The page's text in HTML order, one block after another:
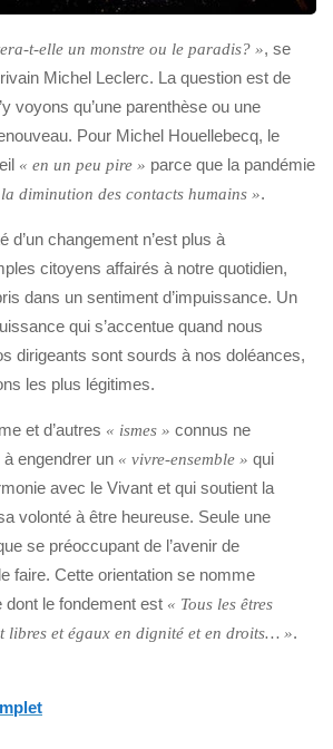
t-elle un monstre ou le paradis? », se
Michel Leclerc. La question est de
voyons qu’une parenthèse ou une
Pour Michel Houellebecq, le
« en un peu pire » parce que la pandémie
diminution des contacts humains ».
changement n’est plus à
citoyens affairés à notre quotidien,
dans un sentiment d’impuissance. Un
qui s’accentue quand nous
dirigeants sont sourds à nos doléances,
les plus légitimes.
et d’autres « ismes » connus ne
engendrer un « vivre-ensemble » qui
avec le Vivant et qui soutient la
volonté à être heureuse. Seule une
se préoccupant de l’avenir de
faire. Cette orientation se nomme
dont le fondement est « Tous les êtres
libres et égaux en dignité et en droits… ».